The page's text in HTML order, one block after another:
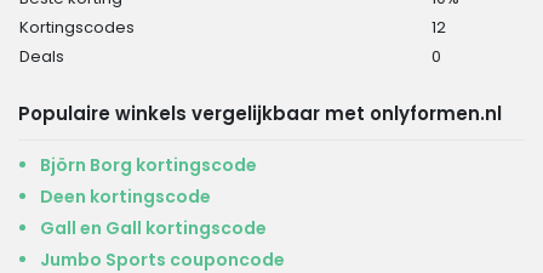
Kortingscodes
12
Deals
0
Populaire winkels vergelijkbaar met onlyformen.nl
Björn Borg kortingscode
Deen kortingscode
Gall en Gall kortingscode
Jumbo Sports couponcode